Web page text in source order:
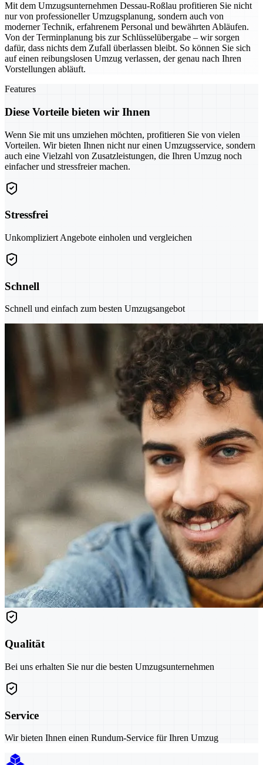
Mit dem Umzugsunternehmen Dessau-Roßlau profitieren Sie nicht
nur von professioneller Umzugsplanung, sondern auch von
moderner Technik, erfahrenem Personal und bewährten Abläufen.
Von der Terminplanung bis zur Schlüsselübergabe – wir sorgen
dafür, dass nichts dem Zufall überlassen bleibt. So können Sie sich
auf einen reibungslosen Umzug verlassen, der genau nach Ihren
Vorstellungen abläuft.
Features
Diese Vorteile bieten wir Ihnen
Wenn Sie mit uns umziehen möchten, profitieren Sie von vielen
Vorteilen. Wir bieten Ihnen nicht nur einen Umzugsservice, sondern
auch eine Vielzahl von Zusatzleistungen, die Ihren Umzug noch
einfacher und stressfreier machen.
Stressfrei
Unkompliziert Angebote einholen und vergleichen
Schnell
Schnell und einfach zum besten Umzugsangebot
Qualität
Bei uns erhalten Sie nur die besten Umzugsunternehmen
Service
Wir bieten Ihnen einen Rundum-Service für Ihren Umzug